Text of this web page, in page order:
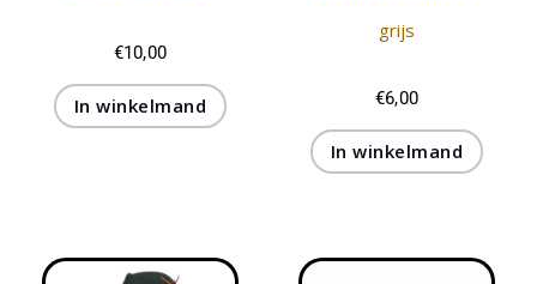
€10,00
In winkelmand
grijs
€6,00
In winkelmand